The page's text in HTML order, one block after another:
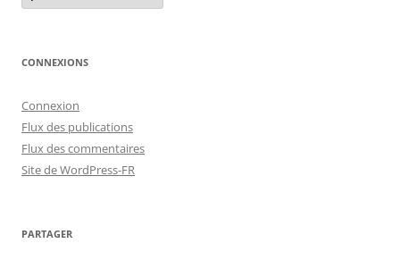
CONNEXIONS
Connexion
Flux des publications
Flux des commentaires
Site de WordPress-FR
PARTAGER